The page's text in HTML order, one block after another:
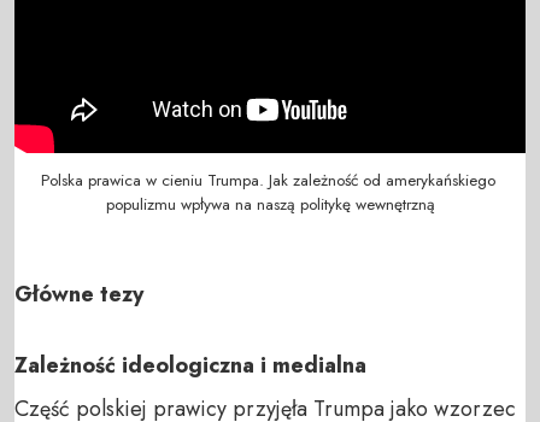
Polska prawica w cieniu Trumpa. Jak zależność od amerykańskiego
populizmu wpływa na naszą politykę wewnętrzną
Główne tezy
Zależność ideologiczna i medialna
Część polskiej prawicy przyjęła Trumpa jako wzorzec